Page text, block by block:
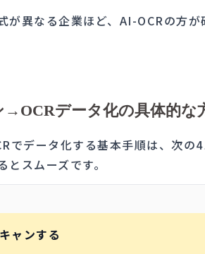
が異なる企業ほど、AI-OCRの方
→OCRデータ化の具体的な
でデータ化する基本手順は、次
スムーズです。
ャンする